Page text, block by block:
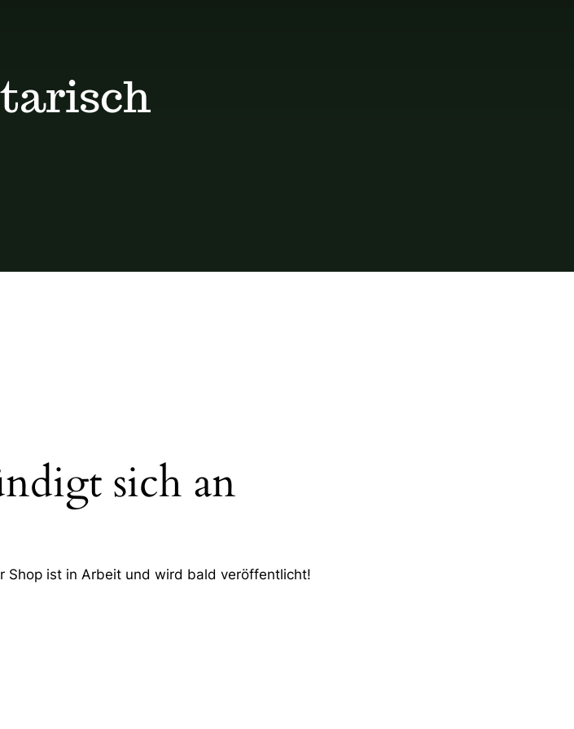
sich an
Shop ist in Arbeit und wird bald veröffentlicht!